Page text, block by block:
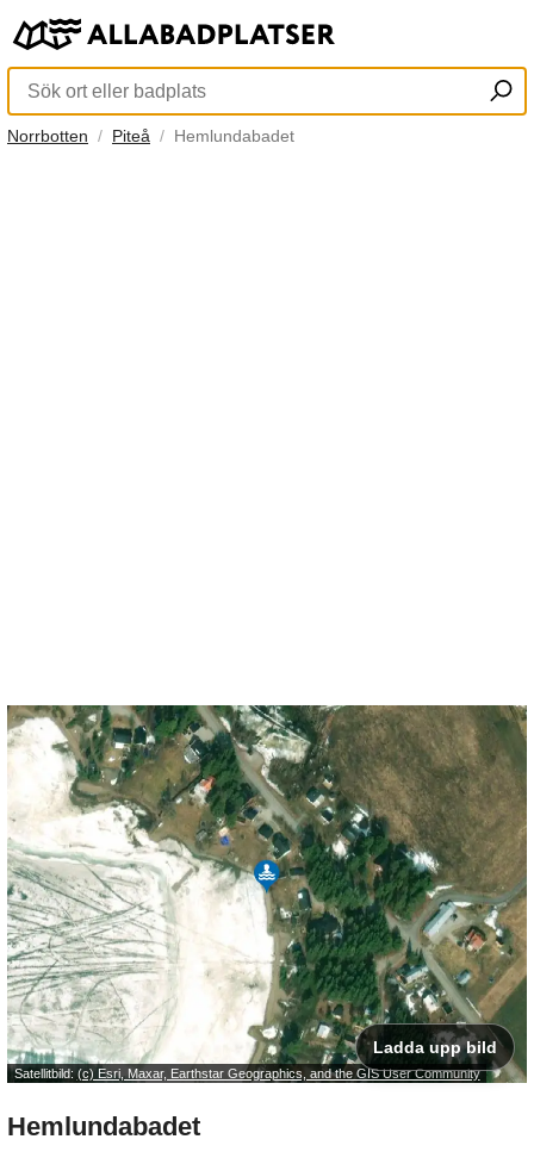
Norrbotten Piteå Hemlundabadet
Satellitbild: (c) Esri, Maxar, Earthstar Geographics, and the GIS User Community
Ladda upp bild
Hemlundabadet